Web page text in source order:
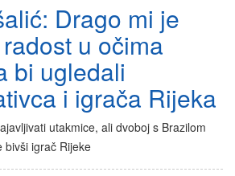
Drago mi je
u očima
bi ugledali
i igrača Rijeka
utakmice, ali dvoboj s Brazilom
bivši igrač Rijeke